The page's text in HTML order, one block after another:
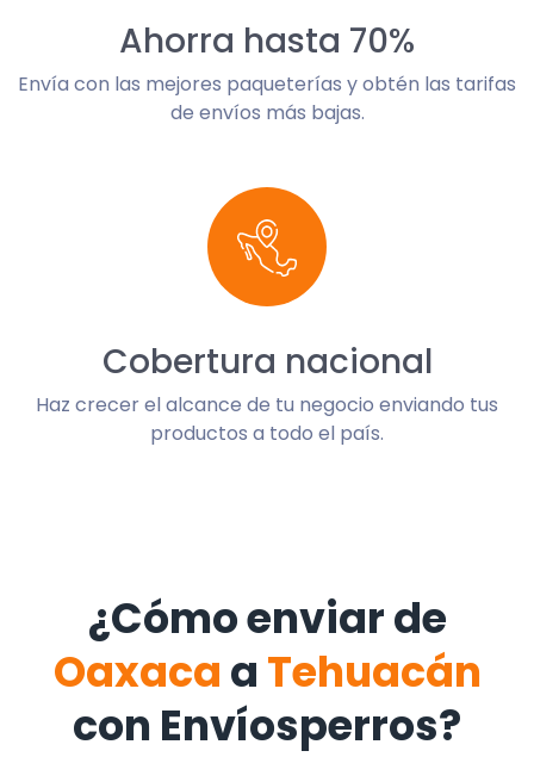
Ahorra hasta 70%
Envía con las mejores paqueterías y obtén las tarifas
de envíos más bajas.
Cobertura nacional
Haz crecer el alcance de tu negocio enviando tus
productos a todo el país.
¿Cómo enviar de
Oaxaca a Tehuacán
con Envíosperros?